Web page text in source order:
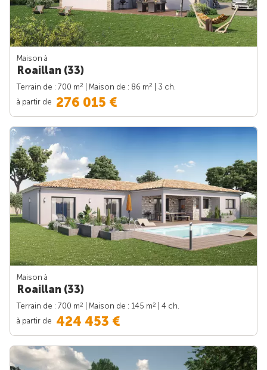
Maison à
Roaillan (33)
Terrain de : 700 m2 | Maison de : 86 m2
| 3 ch.
à partir de 276 015 €
Maison à
Roaillan (33)
Terrain de : 700 m2 | Maison de : 145 m2
| 4 ch.
à partir de 424 453 €